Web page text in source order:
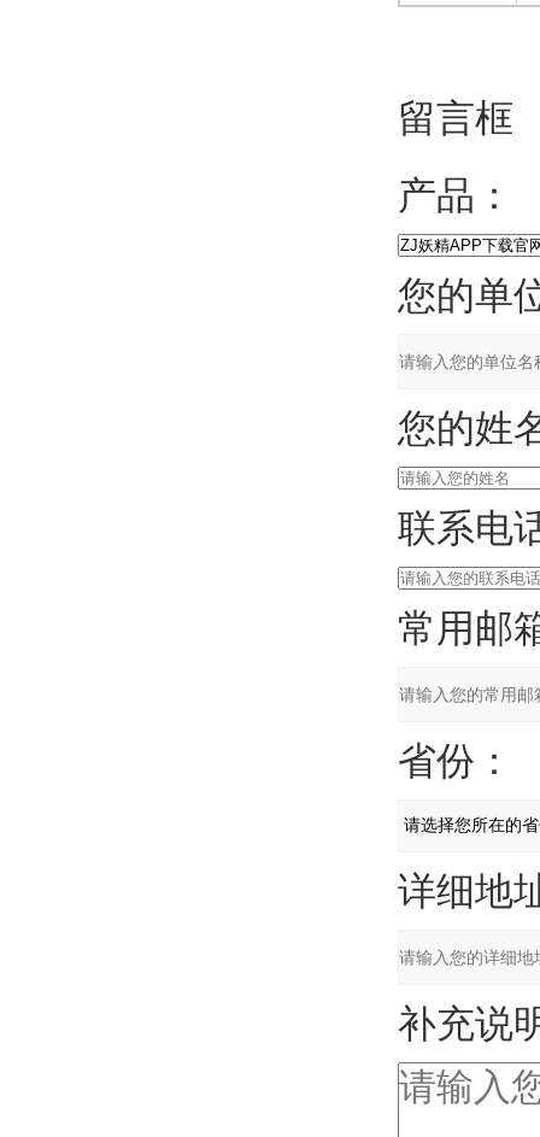
留言框
产品：
您的单位
您的姓名
联系电话
常用邮箱
省份：
详细地址
补充说明